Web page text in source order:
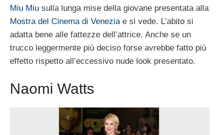
Miu Miu sulla lunga mise della giovane presentata alla
Mostra del Cinema di Venezia e si vede. L’abito si
adatta bene alle fattezze dell’attrice. Anche se un
trucco leggermente più deciso forse avrebbe fatto più
effetto rispetto all’eccessivo nude look presentato.
Naomi Watts